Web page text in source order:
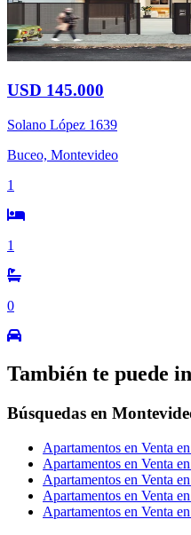
USD 145.000
Solano López 1639
Buceo, Montevideo
1
1
0
También te puede
Búsquedas en
Apartamentos en Venta
Apartamentos en Venta
Apartamentos en Venta
Apartamentos en Venta
Apartamentos en Venta